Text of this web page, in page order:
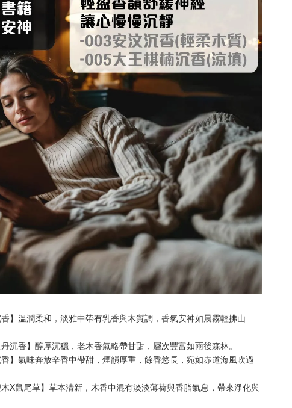
】溫潤柔和，淡雅中帶有乳香與木質調，香氣安神如晨霧輕拂山
沉香】醇厚沉穩，老木香氣略帶甘甜，層次豐富如雨後森林。
】氣味奔放辛香中帶甜，煙韻厚重，餘香悠長，宛如赤道海風吹過
X鼠尾草】草本清新，木香中混有淡淡薄荷與香脂氣息，帶來淨化與